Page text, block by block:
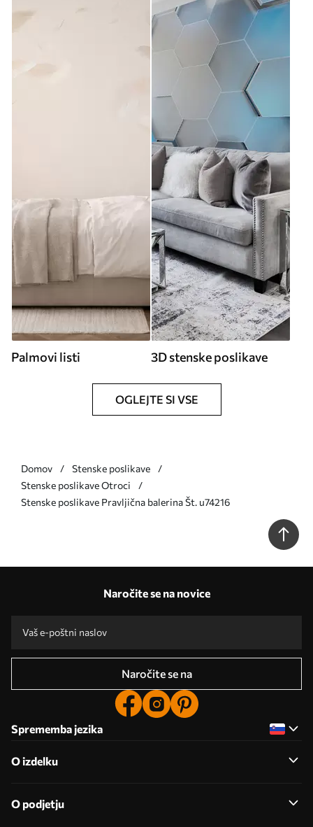
Palmovi listi 3D stenske poslikave
OGLEJTE SI VSE
Domov
Stenske poslikave
Stenske poslikave Otroci
Stenske poslikave Pravljična balerina Št. u74216
Naročite se na novice
Naročite se na
Sprememba jezika
O izdelku
O podjetju